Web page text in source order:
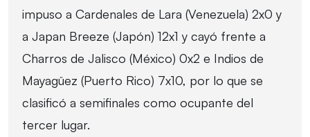
impuso a Cardenales de Lara (Venezuela) 2x0 y
a Japan Breeze (Japón) 12x1 y cayó frente a
Charros de Jalisco (México) 0x2 e Indios de
Mayagüez (Puerto Rico) 7x10, por lo que se
clasificó a semifinales como ocupante del
tercer lugar.